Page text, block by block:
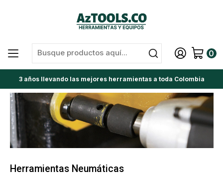
0
3 años llevando las mejores herramientas a toda Colombia
Herramientas Neumáticas